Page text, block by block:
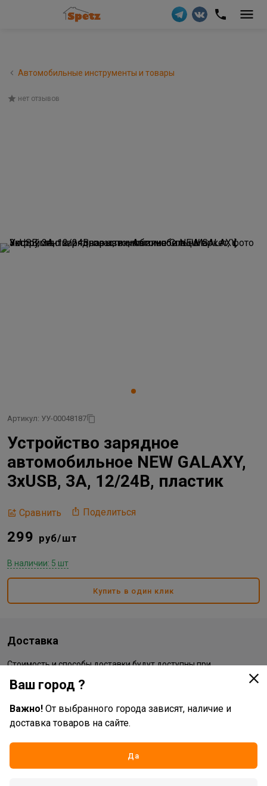
Автомобильные инструменты и товары
нет отзывов
Артикул: УУ-00048187
Устройство зарядное
автомобильное NEW GALAXY,
3xUSB, 3A, 12/24В, пластик
Сравнить Поделиться
299 руб/шт
В наличии: 5 шт
Купить в один клик
Доставка
Стоимость и способы доставки будут доступны при
Характеристики
Основные
Бренд
Ваш город ?
Важно! От выбранного города зависят, наличие и
доставка товаров на сайте.
Да